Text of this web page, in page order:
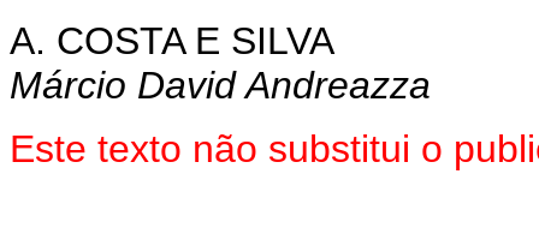
A. COSTA E SILVA
Márcio David Andreazza
Este texto não substitui o